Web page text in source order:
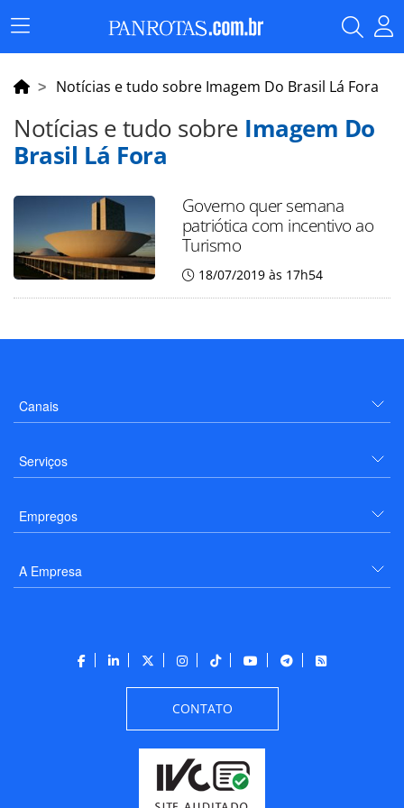
Menu
Principal
Notícias e tudo sobre Imagem Do Brasil Lá Fora
Notícias e tudo sobre Imagem Do
Brasil Lá Fora
Governo quer semana
patriótica com incentivo ao
Turismo
18/07/2019 às 17h54
Canais
Serviços
Empregos
A Empresa
CONTATO